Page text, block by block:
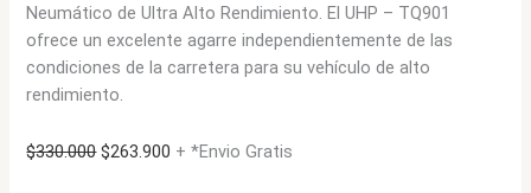
Neumático de Ultra Alto Rendimiento. El UHP – TQ901
ofrece un excelente agarre independientemente de las
condiciones de la carretera para su vehículo de alto
rendimiento.
$330.000El
$263.900 El
+ *Envio Gratis